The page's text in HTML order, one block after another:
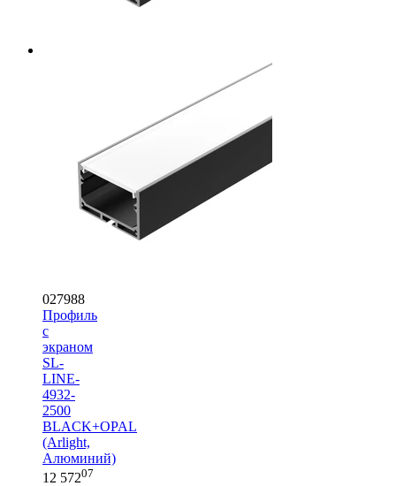
027988
Профиль
с
экраном
SL-
LINE-
4932-
2500
BLACK+OPAL
(Arlight,
Алюминий)
12 57207